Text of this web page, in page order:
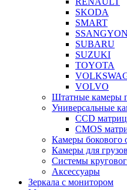
SKODA
SMART
SUBARU
SUZUKI
TOYOTA
VOLVO
Штатные камеры
Универсальные
CCD
CMOS
Камеры бокового
Камеры для
Системы
Аксессуары
Зеркала с монитором